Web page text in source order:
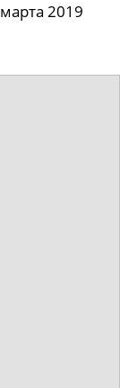
2019